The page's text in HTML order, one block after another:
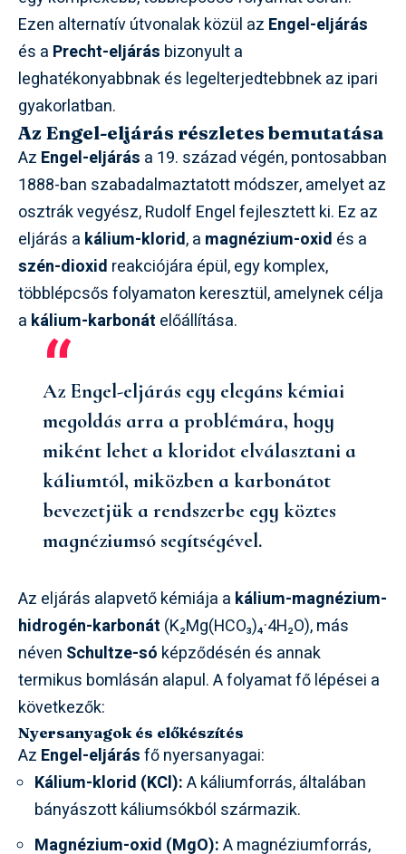
Ezen alternatív útvonalak közül az Engel-eljárás
és a Precht-eljárás bizonyult a
leghatékonyabbnak és legelterjedtebbnek az ipari
gyakorlatban.
Az Engel-eljárás részletes bemutatása
Az Engel-eljárás a 19. század végén, pontosabban
1888-ban szabadalmaztatott módszer, amelyet az
osztrák vegyész, Rudolf Engel fejlesztett ki. Ez az
eljárás a kálium-klorid, a magnézium-oxid és a
szén-dioxid reakciójára épül, egy komplex,
többlépcsős folyamaton keresztül, amelynek célja
a kálium-karbonát előállítása.
Az Engel-eljárás egy elegáns kémiai
megoldás arra a problémára, hogy
miként lehet a kloridot elválasztani a
káliumtól, miközben a karbonátot
bevezetjük a rendszerbe egy köztes
magnéziumsó segítségével.
Az eljárás alapvető kémiája a kálium-magnézium-
hidrogén-karbonát (K₂Mg(HCO₃)₄·4H₂O), más
néven Schultze-só képződésén és annak
termikus bomlásán alapul. A folyamat fő lépései a
következők:
Nyersanyagok és előkészítés
Az Engel-eljárásfő nyersanyagai:
Kálium-klorid (KCl):A káliumforrás, általában
bányászott káliumsókból származik.
Magnézium-oxid (MgO):A magnéziumforrás,